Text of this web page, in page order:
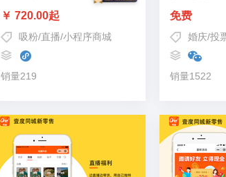
￥ 720.00起
吸粉/直播/小程序商城
销量219
免费
婚庆/投
销量1522